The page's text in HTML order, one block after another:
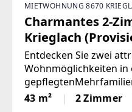
MIETWOHNUNG 8670
Charmantes 2-
Krieglach
Entdecken Sie zwei
Wohnmöglichkeiten in
Krieglach.Wohnung 1
480 € BruttoFrisch und
43 m² 2 Zimmer